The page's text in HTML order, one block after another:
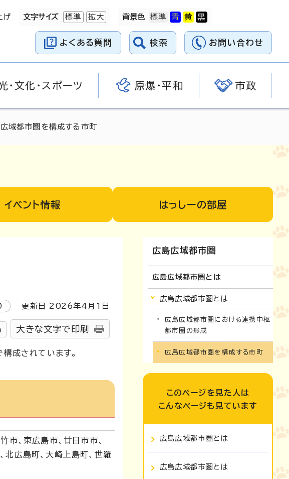
げ 文字サイズ 標準 拡大 背景色
よくある質問 検索 お問い合わせ
・文化・スポーツ 原爆・平和 市政
域都市圏を構成する市町
イベント情報 はっしーの部屋
更新日 2026年4月1日
大きな文字で印刷
成されています。
市、東広島市、廿日市市、
北広島町、大崎上島町、世羅
広島広域都市圏
広島広域都市圏とは
広島広域都市圏とは
広島広域都市圏における連携中枢
都市圏の形成
広島広域都市圏を構成する市町
このページを見た人は
こんなページも見ています
広島広域都市圏とは
広島広域都市圏とは